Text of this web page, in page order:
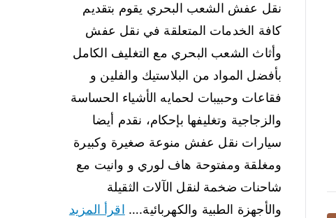
نقل عفش الشعب البحري يقوم بتقديم
كافة الخدمات المتعلقة في نقل عفش
وأثاث الشعب البحري مع التغليف الكامل
بأفضل المواد من البلاستيك والفلين و
فقاعات وحبيبات لحمايه الأشياء الحساسة
والزجاجية وتغليفها بإحكام، نقدم أيضا
سيارات نقل عفش منوعة صغيرة وكبيرة
ومغلقة ومفتوحة هاف لوري و وانيت مع
شاحنات ضخمة لنقل الآلات الثقيلة
والأجهزة الطبية والكهربائية.… اقرأ المزيد